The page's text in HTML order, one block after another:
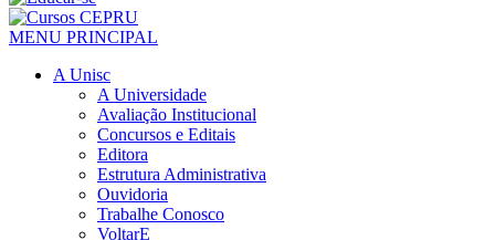
MENU PRINCIPAL
A Unisc
A Universidade
Avaliação Institucional
Concursos e Editais
Editora
Estrutura Administrativa
Ouvidoria
Trabalhe Conosco
VoltarE